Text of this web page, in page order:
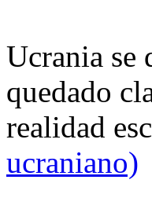
Ucrania se
quedado
realidad
ucraniano)